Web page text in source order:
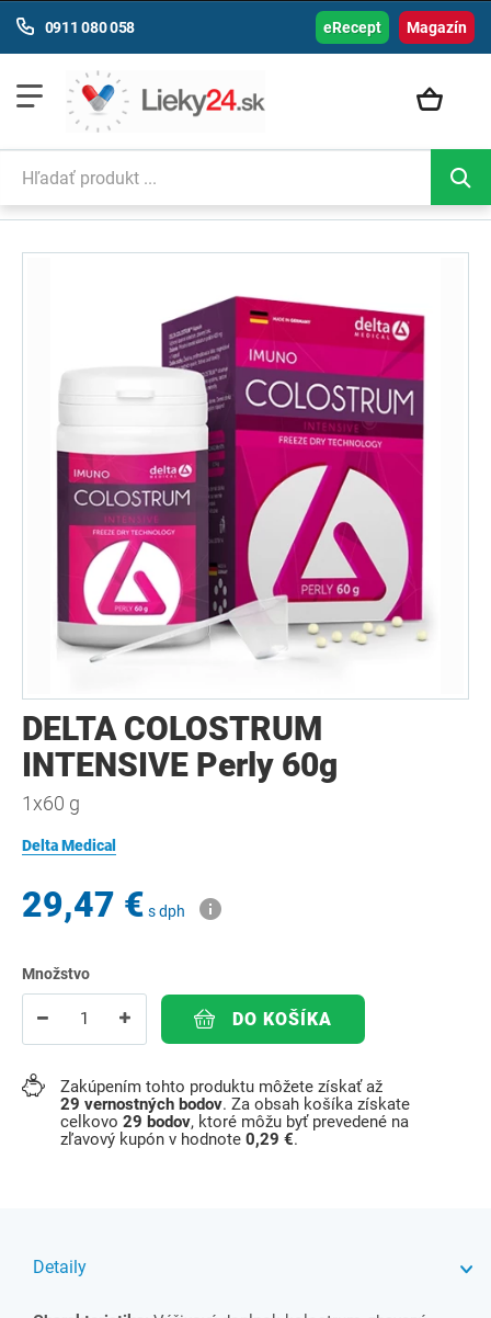
Magazín
0911 080 058 eRecept
DELTA COLOSTRUM
INTENSIVE Perly 60g
1x60 g
Delta Medical
29,47 € s dph
Množstvo
DO KOŠÍKA
Zakúpením tohto produktu môžete získať až
29 vernostných bodov. Za obsah košíka získate
celkovo 29 bodov, ktoré môžu byť prevedené na
zľavový kupón v hodnote 0,29 €.
Detaily